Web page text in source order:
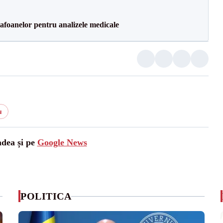
pentru analizele medicale
și pe Google News
POLITICA